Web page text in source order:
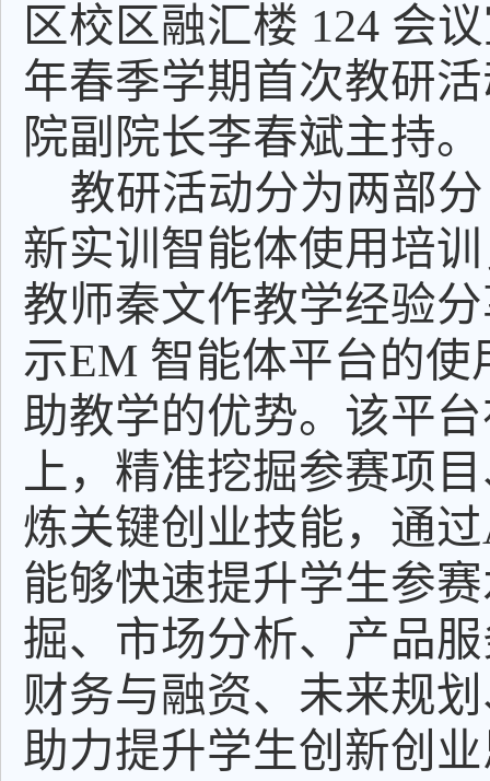
区校区融汇楼 124 会
年春季学期首次教研
院副院长李春斌主持。
教研活动分为两部
新实训智能体使用培
教师秦文作教学经验
示EM 智能体平台的
助教学的优势。该平
上，精准挖掘参赛项
炼关键创业技能，通
能够快速提升学生参
掘、市场分析、产品
财务与融资、未来规
助力提升学生创新创